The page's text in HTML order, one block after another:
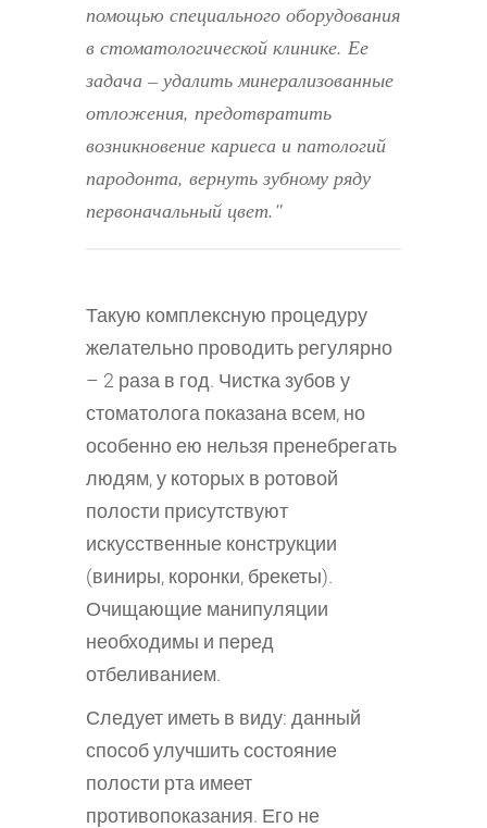
помощью специального оборудования
в стоматологической клинике. Ее
задача – удалить минерализованные
отложения, предотвратить
возникновение кариеса и патологий
пародонта, вернуть зубному ряду
первоначальный цвет.
Такую комплексную процедуру
желательно проводить регулярно
– 2 раза в год. Чистка зубов у
стоматолога показана всем, но
особенно ею нельзя пренебрегать
людям, у которых в ротовой
полости присутствуют
искусственные конструкции
(виниры, коронки, брекеты).
Очищающие манипуляции
необходимы и перед
отбеливанием.
Следует иметь в виду: данный
способ улучшить состояние
полости рта имеет
противопоказания. Его не